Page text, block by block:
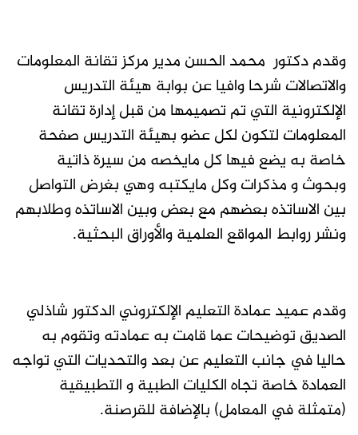
وقدم دكتور محمد الحسن مدير مركز تقانة المعلومات
والاتصالات شرحا وافيا عن بوابة هيئة التدريس
الإلكترونية التي تم تصميمها من قبل إدارة تقانة
المعلومات لتكون لكل عضو بهيئة التدريس صفحة
خاصة به يضع فيها كل مايخصه من سيرة ذاتية
وبحوث و مذكرات وكل مايكتبه وهي بغرض التواصل
بين الاساتذه بعضهم مع بعض وبين الاساتذه وطلابهم
ونشر روابط المواقع العلمية والأوراق البحثية.
وقدم عميد عمادة التعليم الإلكتروني الدكتور شاذلي
الصديق توضيحات عما قامت به عمادته وتقوم به
حاليا في جانب التعليم عن بعد والتحديات التي تواجه
العمادة خاصة تجاه الكليات الطبية و التطبيقية
(متمثلة في المعامل) بالإضافة للقرصنة.